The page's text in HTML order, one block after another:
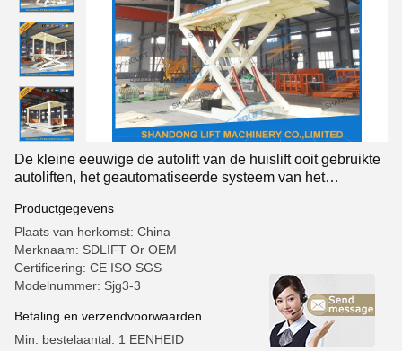
De kleine eeuwige de autolift van de huislift ooit gebruikte
autoliften, het geautomatiseerde systeem van het
Productgegevens
Plaats van herkomst: China
Merknaam: SDLIFT Or OEM
Certificering: CE ISO SGS
Modelnummer: Sjg3-3
Betaling en verzendvoorwaarden
Min. bestelaantal: 1 EENHEID